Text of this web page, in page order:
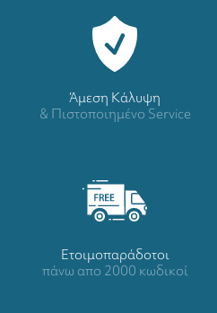
Άμεση Κάλυψη
& Πιστοποιημένο Service
Ετοιμοπαράδοτοι
πάνω απο 2000 κωδικοί